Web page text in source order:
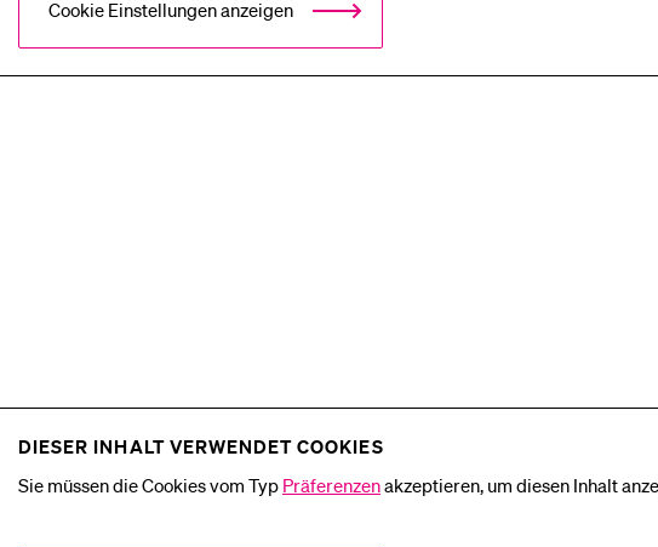
Cookie Einstellungen anzeigen
DIESER INHALT VERWENDET COOKIES
Sie müssen die Cookies vom Typ Präferenzenakzeptieren, um diesen Inhalt